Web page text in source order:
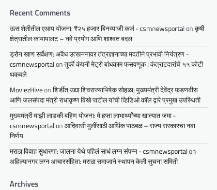
Recent Comments
ऊस शेतीतील एआय योजना: ₹२५ हजार बिनव्याजी कर्ज - csmnewsportalonकृषी
क्षेत्रातील कायापालट – नवे प्रयोग आणि शाश्वत बदल
ड्रोन खाण सर्वेक्षण: अवैध उत्खननावर तंत्रज्ञानाच्या मदतीने प्रभावी नियंत्रण -
csmnewsportalonतुर्की कंपनी मेट्रो बांधकाम फसवणूक | कंत्राटदारांचे ५५ कोटी
थकवले
MoviezHiveonशिर्डीत उद्या शिवराज्याभिषेक सोहळा; मुख्यमंत्री देवेंद्र फडणवीस
आणि जलसंपदा मंत्री राधाकृष्ण विखे पाटील यांची व्हिडिओ कॉल द्वारे प्रमुख उपस्थिती
मुख्यमंत्री माझी लाडकी बहिण योजना: मे हप्ता लाभार्थ्यांच्या खात्यात जमा -
csmnewsportalonआदिवासी मुलींसाठी आर्थिक पाठबळ – राज्य सरकारचा नवा
निर्णय
मराठा विवाह सुधारणा: जालना येथे पहिलं साधं लग्न संपन्न - csmnewsportalon
अहिल्यानगर लग्न आचारसंहिता: मराठा समाजाने स्थापन केली सुचना समिती
Archives